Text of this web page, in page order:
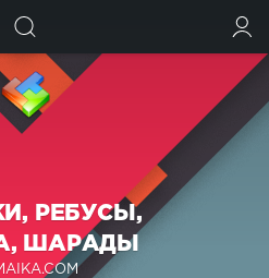
РЕБУСЫ,
ШАРАДЫ